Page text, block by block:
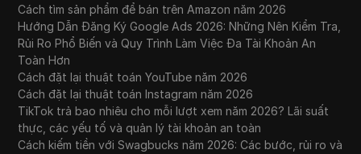
Cách tìm sản phẩm để bán trên Amazon năm 2026
Hướng Dẫn Đăng Ký Google Ads 2026: Những Nên Kiểm Tra,
Rủi Ro Phổ Biến và Quy Trình Làm Việc Đa Tài Khoản An
Toàn Hơn
Cách đặt lại thuật toán YouTube năm 2026
Cách đặt lại thuật toán Instagram năm 2026
TikTok trả bao nhiêu cho mỗi lượt xem năm 2026? Lãi suất
thực, các yếu tố và quản lý tài khoản an toàn
Cách kiếm tiền với Swagbucks năm 2026: Các bước, rủi ro và